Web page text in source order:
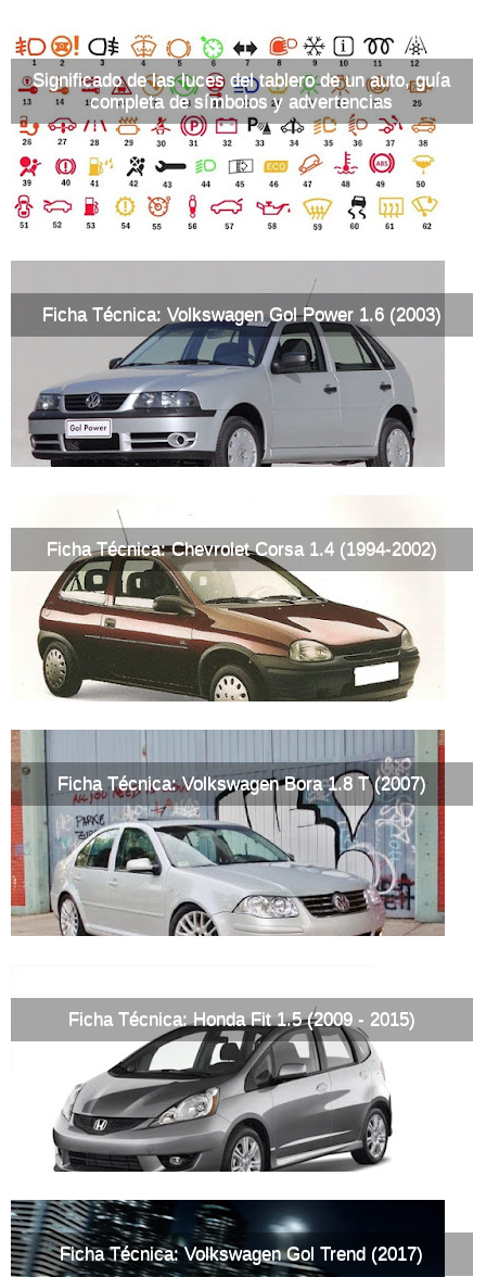
Significado de las luces del tablero de un auto, guía
completa de símbolos y advertencias
Ficha Técnica: Volkswagen Gol Power 1.6 (2003)
Ficha Técnica: Chevrolet Corsa 1.4 (1994-2002)
Ficha Técnica: Volkswagen Bora 1.8 T (2007)
Ficha Técnica: Honda Fit 1.5 (2009 - 2015)
Ficha Técnica: Volkswagen Gol Trend (2017)